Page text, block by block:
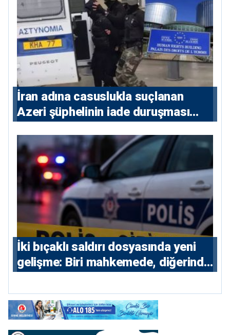
İran adına casuslukla suçlanan
Azeri şüphelinin iade duruşması
İki bıçaklı saldırı dosyasında yeni
gelişme: Biri mahkemede, diğerinde